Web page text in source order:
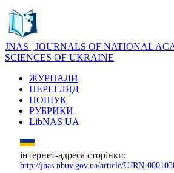
JNAS | JOURNALS OF NATIONAL
SCIENCES OF UKRAINE
ЖУРНАЛИ
ПЕРЕГЛЯД
ПОШУК
РУБРИКИ
LibNAS UA
інтернет-адреса сторінки:
http://jnas.nbuv.gov.ua/article/UJRN-